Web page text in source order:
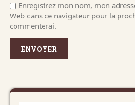
Enregistrez mon nom, mon
Web dans ce navigateur pour la
commenterai.